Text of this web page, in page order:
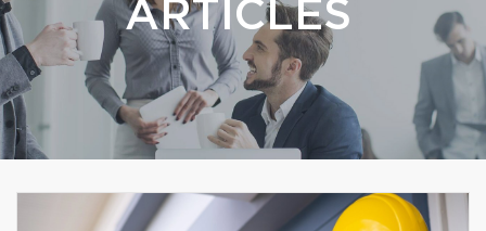
ARTICLES